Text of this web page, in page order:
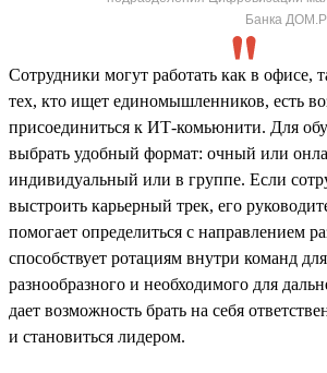
Банка
Сотрудники могут работать как в офисе,
тех, кто ищет единомышленников, есть
присоединиться к ИТ-комьюнити. Для
выбрать удобный формат: очный или
индивидуальный или в группе. Если
выстроить карьерный трек, его
помогает определиться с направлением
способствует ротациям внутри команд
разнообразного и необходимого для
дает возможность брать на себя
и становиться лидером.